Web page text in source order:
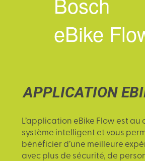
eBike
APPLICATION
L’application eBike Flow est au
système intelligent et vous
bénéficier d’une meilleure
avec plus de sécurité, de